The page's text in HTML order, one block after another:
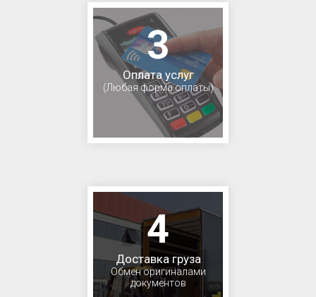
3
Оплата услуг
(Любая форма оплаты)
4
Доставка груза
Обмен оригиналами
документов